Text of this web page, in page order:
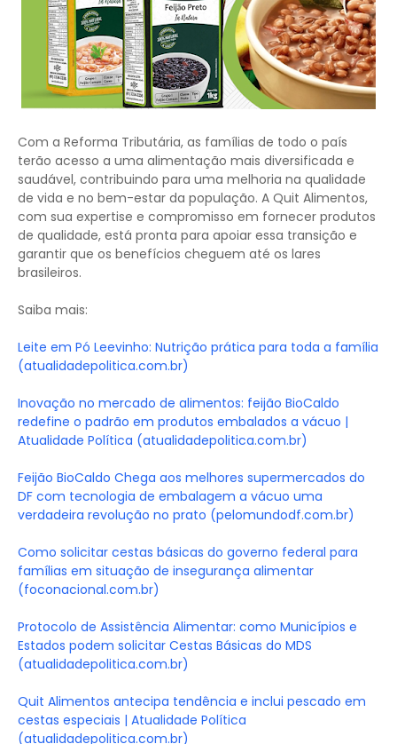
Com a Reforma Tributária, as famílias de todo o país
terão acesso a uma alimentação mais diversificada e
saudável, contribuindo para uma melhoria na qualidade
de vida e no bem-estar da população. A Quit Alimentos,
com sua expertise e compromisso em fornecer produtos
de qualidade, está pronta para apoiar essa transição e
garantir que os benefícios cheguem até os lares
brasileiros.
Saiba mais:
Leite em Pó Leevinho: Nutrição prática para toda a família
(atualidadepolitica.com.br)
Inovação no mercado de alimentos: feijão BioCaldo
redefine o padrão em produtos embalados a vácuo |
Atualidade Política (atualidadepolitica.com.br)
Feijão BioCaldo Chega aos melhores supermercados do
DF com tecnologia de embalagem a vácuo uma
verdadeira revolução no prato (pelomundodf.com.br)
Como solicitar cestas básicas do governo federal para
famílias em situação de insegurança alimentar
(foconacional.com.br)
Protocolo de Assistência Alimentar: como Municípios e
Estados podem solicitar Cestas Básicas do MDS
(atualidadepolitica.com.br)
Quit Alimentos antecipa tendência e inclui pescado em
cestas especiais | Atualidade Política
(atualidadepolitica.com.br)